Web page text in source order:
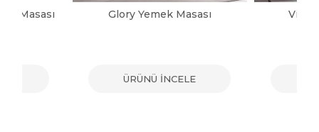
Masası Glory Yemek Masası
ÜRÜNÜ İNCELE
Victor